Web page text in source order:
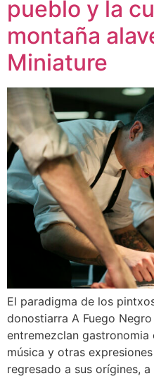
pueblo y la
montaña
Miniature
El paradigma de los
donostiarra A Fuego
entremezclan
música y otras
regresado a sus orígines,